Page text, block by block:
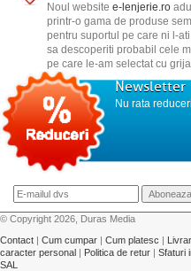
Noul website e-lenjerie.ro
printr-o gama de produse
pentru suportul pe care ni l-
sa descoperiti probabil cele
pe care le-am selectat cu
Newsletter
Nu rata
© Copyright 2026, Duras Media
Contact | Cum cumpar | Cum platesc |
caracter personal | Politica de retur | Sfaturi
SAL